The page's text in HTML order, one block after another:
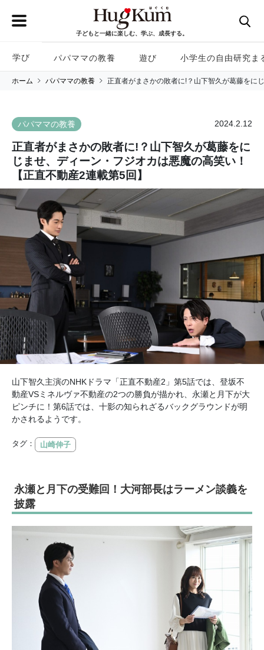
子どもと一緒に楽しむ、学ぶ、成長する。
学び パパママの教養 遊び 小学生の自由研究ま
ホーム パパママの教養 正直者がまさかの敗者に!？山下智久が葛藤をに
パパママの教養 2024.2.12
正直者がまさかの敗者に!？山下智久が葛藤をに
じませ、ディーン・フジオカは悪魔の高笑い！
【正直不動産2連載第5回】
山下智久主演のNHKドラマ「正直不動産2」第5話では、登坂不
動産VSミネルヴァ不動産の2つの勝負が描かれ、永瀬と月下が大
ピンチに！第6話では、十影の知られざるバックグラウンドが明
かされるようです。
タグ： 山崎伸子
永瀬と月下の受難回！大河部長はラーメン談義を
披露